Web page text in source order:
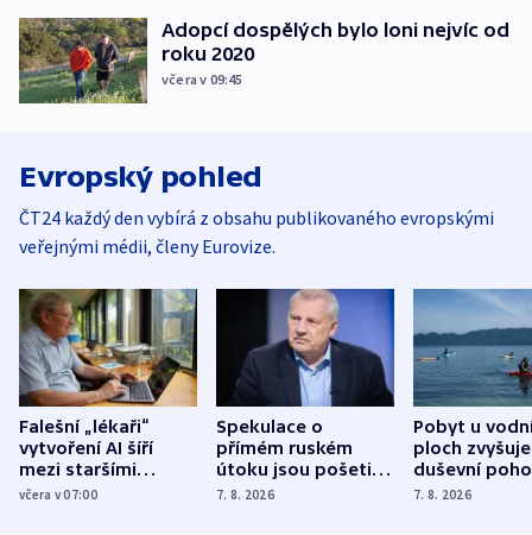
Adopcí dospělých bylo loni nejvíc od
roku 2020
včera v 09:45
Evropský pohled
ČT24 každý den vybírá z obsahu publikovaného evropskými
veřejnými médii, členy Eurovize.
Falešní „lékaři“
vytvoření AI šíří
mezi staršími
Poláky nebezpečné
včera v 07:00
Spekulace o
přímém ruském
útoku jsou pošetilé,
míní estonský
7. 8. 2026
Pobyt u
ploch zvyšuje
duševní
ukázala
7. 8. 2026